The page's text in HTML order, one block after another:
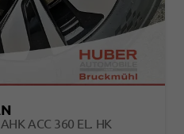
ACC 360 EL. HK